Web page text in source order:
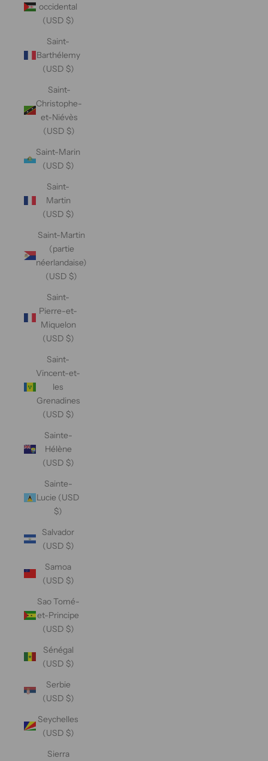
occidental
(USD $)
Saint-
Barthélemy
(USD $)
Saint-
Christophe-
et-Niévès
(USD $)
Saint-Marin
(USD $)
Saint-
Martin
(USD $)
Saint-Martin
(partie
néerlandaise)
(USD $)
Saint-
Pierre-et-
Miquelon
(USD $)
Saint-
Vincent-et-
les
Grenadines
(USD $)
Sainte-
Hélène
(USD $)
Sainte-
Lucie (USD
$)
Salvador
(USD $)
Samoa
(USD $)
Sao Tomé-
et-Principe
(USD $)
Sénégal
(USD $)
Serbie
(USD $)
Seychelles
(USD $)
Sierra